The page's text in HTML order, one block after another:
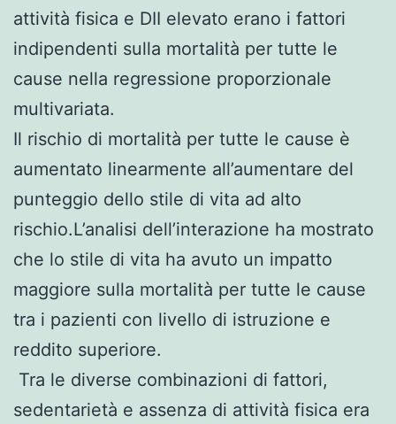
attività fisica e DII elevato erano i fattori
indipendenti sulla mortalità per tutte le
cause nella regressione proporzionale
multivariata.
Il rischio di mortalità per tutte le cause è
aumentato linearmente all’aumentare del
punteggio dello stile di vita ad alto
rischio.L’analisi dell’interazione ha mostrato
che lo stile di vita ha avuto un impatto
maggiore sulla mortalità per tutte le cause
tra i pazienti con livello di istruzione e
reddito superiore.
Tra le diverse combinazioni di fattori,
sedentarietà e assenza di attività fisica era